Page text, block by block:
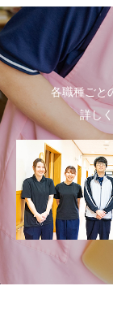
各職種ごと
詳し